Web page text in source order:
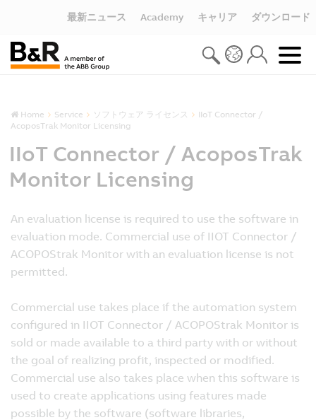
最新ニュース Academy キャリア ダウンロード
Home Service ソフトウェア ライセンス
IIoT Connector /
AcoposTrak Monitor Licensing
IIoT Connector / AcoposTrak
Monitor Licensing